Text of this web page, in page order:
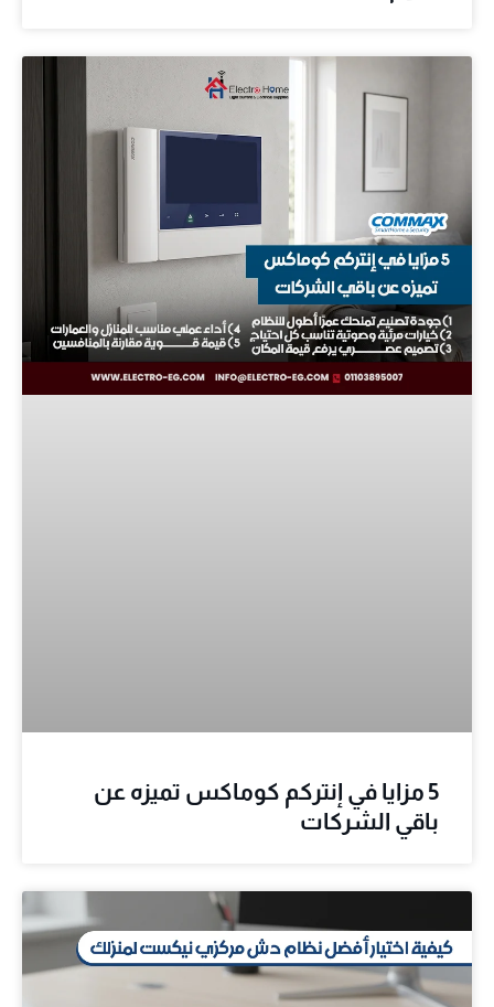
5 مزايا في إنتركم كوماكس تميزه عن
باقي الشركات